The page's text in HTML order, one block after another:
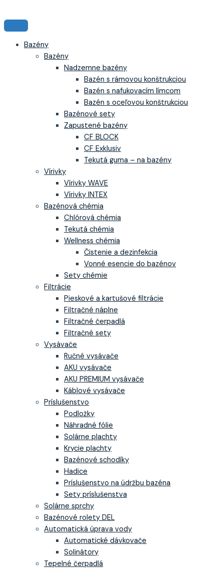
Bazény
Bazény
Nadzemne bazény
Bazén s rámovou konštrukciou
Bazén s nafukovacím límcom
Bazén s oceľovou konštrukciou
Bazénové sety
Zapustené bazény
CF BLOCK
CF Exklusiv
Tekutá guma – na bazény
Vírivky
Vírivky WAVE
Vírivky INTEX
Bazénová chémia
Chlórová chémia
Tekutá chémia
Wellness chémia
Čistenie a dezinfekcia
Vonné esencie do bazénov
Sety chémie
Filtrácie
Pieskové a kartušové filtrácie
Filtračné náplne
Filtračné čerpadlá
Filtračné sety
Vysávače
Ručné vysávače
AKU vysávače
AKU PREMIUM vysávače
Káblové vysávače
Príslušenstvo
Podložky
Náhradné fólie
Solárne plachty
Krycie plachty
Bazénové schodíky
Hadice
Príslušenstvo na údržbu bazéna
Sety príslušenstva
Solárne sprchy
Bazénové rolety DEL
Automatická úprava vody
Automatické dávkovače
Solinátory
Tepelné čerpadlá